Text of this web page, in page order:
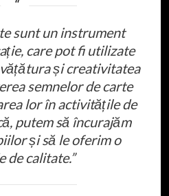
sunt un instrument
care pot fi utilizate
și creativitatea
semnelor de carte
lor în activitățile de
putem să încurajăm
și să le oferim o
de calitate.”